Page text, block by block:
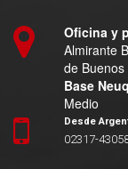
Oficina y
Almirante
de Buenos
Base
Medio
Desde
02317-